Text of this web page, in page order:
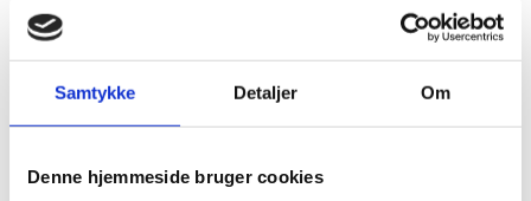
Samtykke Detaljer Om
Denne hjemmeside bruger cookies
Understøttelse af grøn omstilling i virksomheder.
Aarhus Universitet i samarbejde med Danmarks
Tekniske Universitet, Syddansk Universitet og
Foreningen af Rådgivende Ingeniører (FRI):
Masteruddannelse i bæredygtigt byggeri.
Midtjylland: Bæredygtig kompetenceudvikling til